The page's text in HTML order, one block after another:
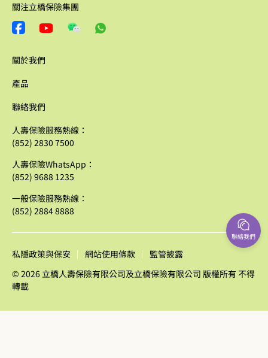
關注立橋保險集團
關於我們
產品
聯絡我們
人壽保險服務熱線：
(852) 2830 7500
人壽保險WhatsApp：
(852) 9688 1235
一般保險服務熱線：
(852) 2884 8888
私隱政策與保安 網站使用條款
監管披露
© 2026 立橋人壽保險有限公司及立橋保險有限公司 版權所有 不得
轉載
聯絡我們